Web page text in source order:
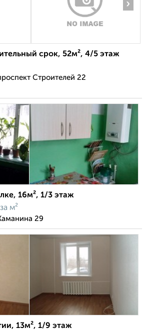
›
срок, 52м², 4/5 этаж
Строителей 22
16м², 1/3 этаж
за м²
29
13м², 1/9 этаж